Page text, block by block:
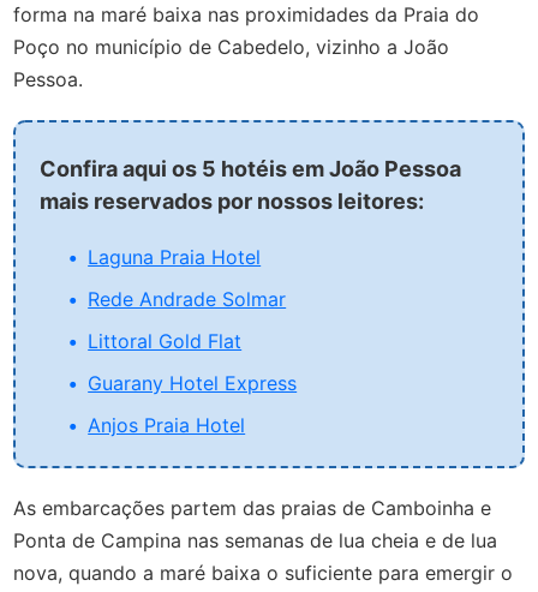
forma na maré baixa nas proximidades da Praia do
Poço no município de Cabedelo, vizinho a João
Pessoa.
Confira aqui os 5 hotéis em João Pessoa
mais reservados por nossos leitores:
Laguna Praia Hotel
Rede Andrade Solmar
Littoral Gold Flat
Guarany Hotel Express
Anjos Praia Hotel
As embarcações partem das praias de Camboinha e
Ponta de Campina nas semanas de lua cheia e de lua
nova, quando a maré baixa o suficiente para emergir o